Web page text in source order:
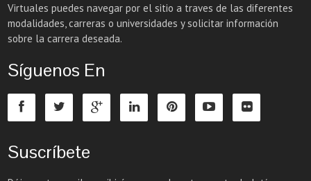
Virtuales puedes navegar por el sitio a traves de las diferentes
modalidades, carreras o universidades y solicitar información
sobre la carrera deseada.
Síguenos En
Suscríbete